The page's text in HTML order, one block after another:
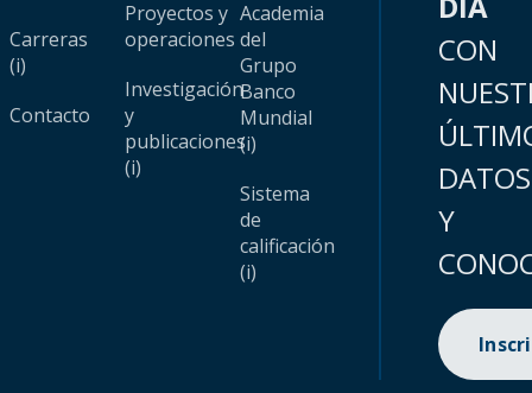
Carreras
(i)
Contacto
Proyectos y
operaciones
Investigación
y
publicaciones
(i)
Academia
del
Grupo
Banco
Mundial
(i)
Sistema
de
calificación
(i)
CON
DATOS
Y